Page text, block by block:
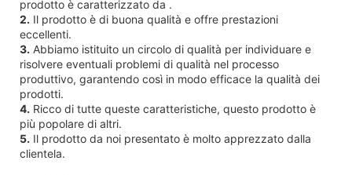
prodotto è caratterizzato da .
2. Il prodotto è di buona qualità e offre prestazioni
eccellenti.
3. Abbiamo istituito un circolo di qualità per individuare e
risolvere eventuali problemi di qualità nel processo
produttivo, garantendo così in modo efficace la qualità dei
prodotti.
4. Ricco di tutte queste caratteristiche, questo prodotto è
più popolare di altri.
5. Il prodotto da noi presentato è molto apprezzato dalla
clientela.